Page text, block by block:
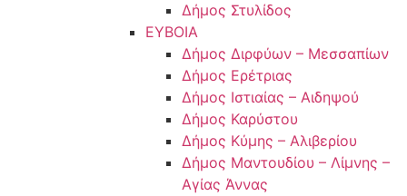
Δήμος Στυλίδος
ΕΥΒΟΙΑ
Δήμος Διρφύων – Μεσσαπίων
Δήμος Ερέτριας
Δήμος Ιστιαίας – Αιδηψού
Δήμος Καρύστου
Δήμος Κύμης – Αλιβερίου
Δήμος Μαντουδίου – Λίμνης –
Αγίας Άννας